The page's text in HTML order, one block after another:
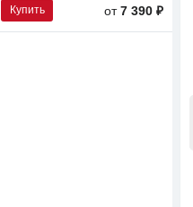
Купить от 7 390 ₽